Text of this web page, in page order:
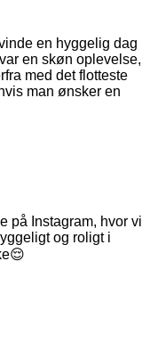
en hyggelig dag
en skøn oplevelse,
med det flotteste
man ønsker en
på Instagram, hvor vi
og roligt i